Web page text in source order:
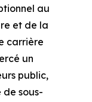
au
et de la
carrière
un
public,
sous-